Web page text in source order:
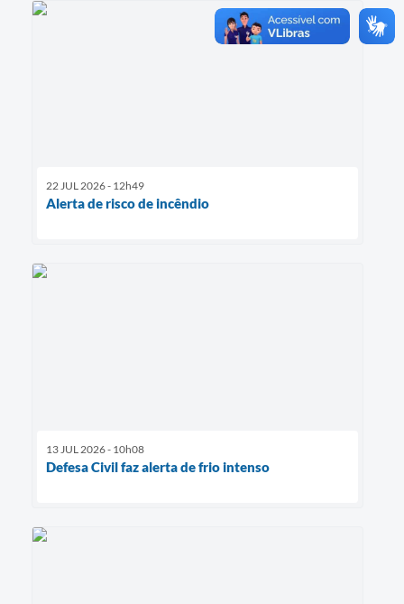
22 JUL 2026 - 12h49
Alerta de risco de incêndio
13 JUL 2026 - 10h08
Defesa Civil faz alerta de frio intenso